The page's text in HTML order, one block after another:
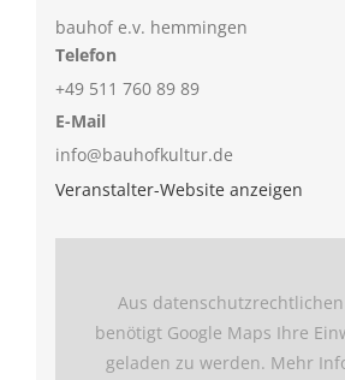
bauhof e.v. hemmingen
Telefon
+49 511 760 89 89
E-Mail
info@bauhofkultur.de
Veranstalter-Website anzeigen
Aus
benötigt Google Maps Ihre
geladen zu werden. Mehr